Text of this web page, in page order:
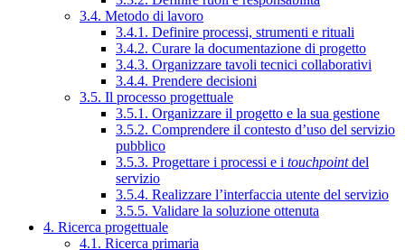
3.4. Metodo di lavoro
3.4.1. Definire processi, strumenti e rituali
3.4.2. Curare la documentazione di progetto
3.4.3. Organizzare tavoli tecnici collaborativi
3.4.4. Prendere decisioni
3.5. Il processo progettuale
3.5.1. Organizzare il progetto e la sua gestione
3.5.2. Comprendere il contesto d’uso del servizio
pubblico
3.5.3. Progettare i processi e i touchpointdel
servizio
3.5.4. Realizzare l’interfaccia utente del servizio
3.5.5. Validare la soluzione ottenuta
4. Ricerca progettuale
4.1. Ricerca primaria